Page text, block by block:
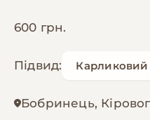
600 грн.
Підвид:
Бобринець,